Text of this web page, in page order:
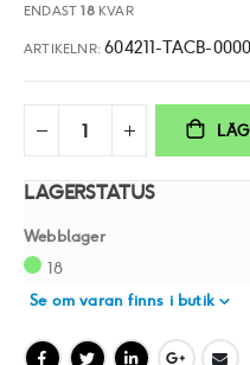
ENDAST18KVAR
ARTIKELNR 604211-TACB-0000
LAGERSTATUS
Webblager
18
Se om varan finns i butik